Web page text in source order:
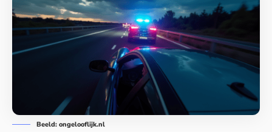
Beeld: ongelooflijk.nl